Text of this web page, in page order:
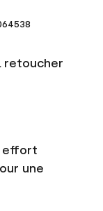
retoucher
effort
une